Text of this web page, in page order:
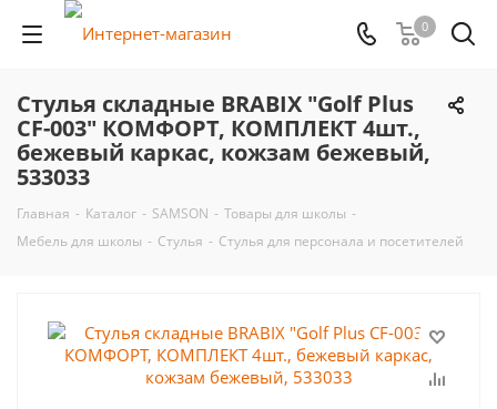
0
Стулья складные BRABIX "Golf Plus
CF-003" КОМФОРТ, КОМПЛЕКТ 4шт.,
бежевый каркас, кожзам бежевый,
533033
Главная - Каталог - SAMSON - Товары для школы -
Мебель для школы - Стулья - Стулья для персонала и посетителей